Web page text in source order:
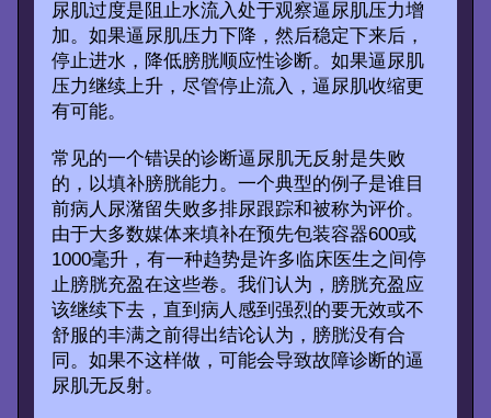
尿肌过度是阻止水流入处于观察逼尿肌压力增
加。如果逼尿肌压力下降，然后稳定下来后，
停止进水，降低膀胱顺应性诊断。如果逼尿肌
压力继续上升，尽管停止流入，逼尿肌收缩更
有可能。
常见的一个错误的诊断逼尿肌无反射是失败
的，以填补膀胱能力。一个典型的例子是谁目
前病人尿潴留失败多排尿跟踪和被称为评价。
由于大多数媒体来填补在预先包装容器600或
1000毫升，有一种趋势是许多临床医生之间停
止膀胱充盈在这些卷。我们认为，膀胱充盈应
该继续下去，直到病人感到强烈的要无效或不
舒服的丰满之前得出结论认为，膀胱没有合
同。如果不这样做，可能会导致故障诊断的逼
尿肌无反射。